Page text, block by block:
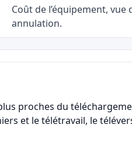
Coût de l’équipement,
annulation.
proches du
et le télétravail, le